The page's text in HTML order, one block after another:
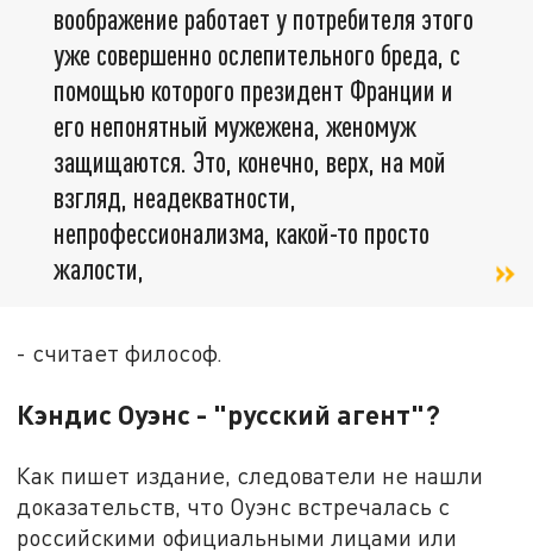
воображение работает у потребителя этого
уже совершенно ослепительного бреда, с
помощью которого президент Франции и
его непонятный мужежена, женомуж
защищаются. Это, конечно, верх, на мой
взгляд, неадекватности,
непрофессионализма, какой-то просто
жалости,
- считает философ.
Кэндис Оуэнс - "русский агент"?
Как пишет издание, следователи не нашли
доказательств, что Оуэнс встречалась с
российскими официальными лицами или